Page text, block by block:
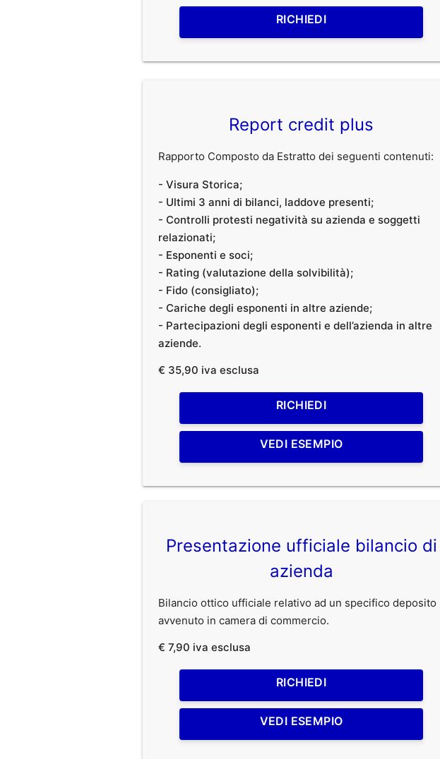
RICHIEDI
Report credit plus
Rapporto Composto da Estratto dei seguenti contenuti:
- Visura Storica;
- Ultimi 3 anni di bilanci, laddove presenti;
- Controlli protesti negatività su azienda e soggetti
relazionati;
- Esponenti e soci;
- Rating (valutazione della solvibilità);
- Fido (consigliato);
- Cariche degli esponenti in altre aziende;
- Partecipazioni degli esponenti e dell’azienda in altre
aziende.
€ 35,90 iva esclusa
RICHIEDI
VEDI ESEMPIO
Presentazione ufficiale bilancio di
azienda
Bilancio ottico ufficiale relativo ad un specifico deposito
avvenuto in camera di commercio.
€ 7,90 iva esclusa
RICHIEDI
VEDI ESEMPIO